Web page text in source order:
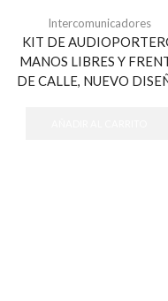
Intercomunicadores
KIT DE
MANOS LIBRES Y
DE CALLE, NUEVO